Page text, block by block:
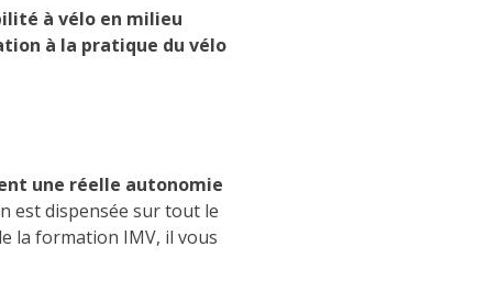
à vélo en milieu
à la pratique du vélo
une réelle autonomie
est dispensée sur tout le
la formation IMV, il vous